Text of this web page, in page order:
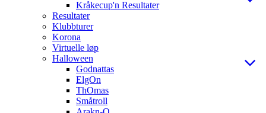
Kråkecup'n Resultater
Resultater
Klubbturer
Korona
Virtuelle løp
Halloween
Godnattas
ElgOn
ThOmas
Småtroll